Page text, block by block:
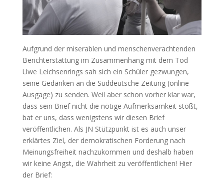
Aufgrund der miserablen und menschenverachtenden
Berichterstattung im Zusammenhang mit dem Tod
Uwe Leichsenrings sah sich ein Schüler gezwungen,
seine Gedanken an die Süddeutsche Zeitung (online
Ausgage) zu senden. Weil aber schon vorher klar war,
dass sein Brief nicht die nötige Aufmerksamkeit stößt,
bat er uns, dass wenigstens wir diesen Brief
veröffentlichen. Als JN Stützpunkt ist es auch unser
erklärtes Ziel, der demokratischen Forderung nach
Meinungsfreiheit nachzukommen und deshalb haben
wir keine Angst, die Wahrheit zu veröffentlichen! Hier
der Brief: